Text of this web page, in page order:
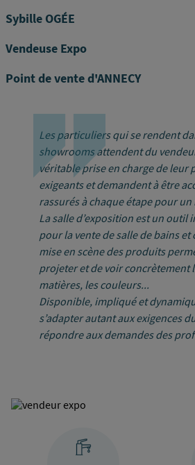
Sybille OGÉE
Vendeuse Expo
Point de vente d'ANNECY
Les particuliers qui se rendent
showrooms attendent du
véritable prise en charge de leur
exigeants et demandent à être
rassurés à chaque étape pour
La salle d’exposition est un outil
pour la vente de salle de bains et
mise en scène des produits
projeter et de voir concrètement
matières, les couleurs...
Disponible, impliqué et
s’adapter autant aux exigences
répondre aux demandes des